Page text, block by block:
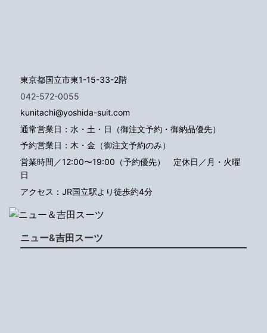
東京都国立市東1-15-33-2階
042-572-0055
kunitachi@yoshida-suit.com
通常営業日：水・土・日（御注文予約・御納品優先）
予約営業日：木・金（御注文予約のみ）
営業時間／12:00〜19:00（予約優先） 定休日／月・火曜
日
アクセス：JR国立駅より徒歩約4分
ニュー&吉田スーツ